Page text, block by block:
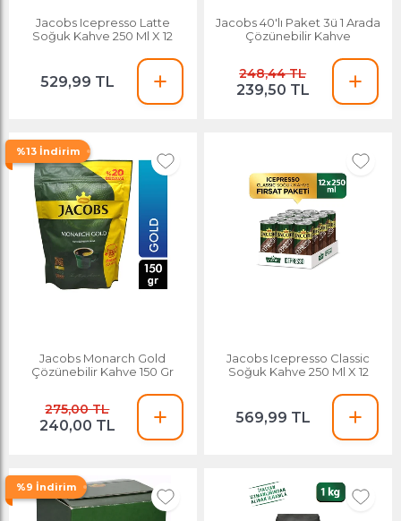
Jacobs Icepresso Latte
Soğuk Kahve 250 Ml X 12
529,99 TL
Jacobs 40'lı Paket 3ü 1 Arada
Çözünebilir Kahve
248,44 TL
239,50 TL
%13 İndirim
Jacobs Monarch Gold
Çözünebilir Kahve 150 Gr
275,00 TL
240,00 TL
Jacobs Icepresso Classic
Soğuk Kahve 250 Ml X 12
569,99 TL
%9 İndirim